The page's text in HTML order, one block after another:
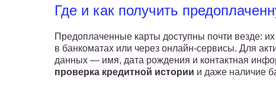
Где и как получить
Предоплаченные карты доступны почти везде:
в банкоматах или через онлайн-сервисы. Для
данных — имя, дата рождения и контактная
проверка кредитной истории и даже наличие